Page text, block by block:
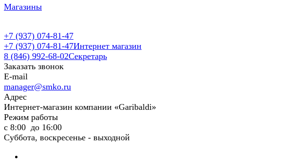
Магазины
+7 (937) 074-81-47
+7 (937) 074-81-47Интернет магазин
8 (846) 992-68-02Секретарь
Заказать звонок
E-mail
manager@smko.ru
Адрес
Интернет-магазин компании «Garibaldi»
Режим работы
с 8:00 до 16:00
Суббота, воскресенье - выходной